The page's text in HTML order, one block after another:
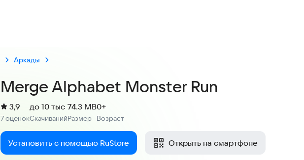
Аркады
Merge Alphabet Monster Run
Рейтинг:
3,9
7 оценокСкачиваний
до 10 тыс
Размер
74.3 MB
Возраст
0+
Установить с помощью RuStore Открыть на смартфоне